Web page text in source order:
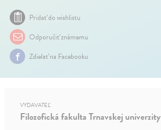
Pridať do wishlistu
Odporučiť známemu
Zdielať na Facebooku
VYDAVATEĽ
Filozofická fakulta Trnavskej univerzity